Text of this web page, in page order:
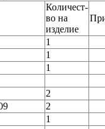
Количест-
во на
изделие
1
1
1
2
2
1